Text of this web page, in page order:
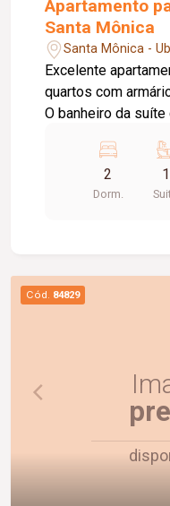
Apartamento
Santa Mônica
Santa Mônica -
Excelente
quartos com
O banheiro da
bem iluminada,
cozinha com
de serviço com
capacidade para 02
confortável,
Agende uma visita
2
Dorm.
1
Cód. 84829